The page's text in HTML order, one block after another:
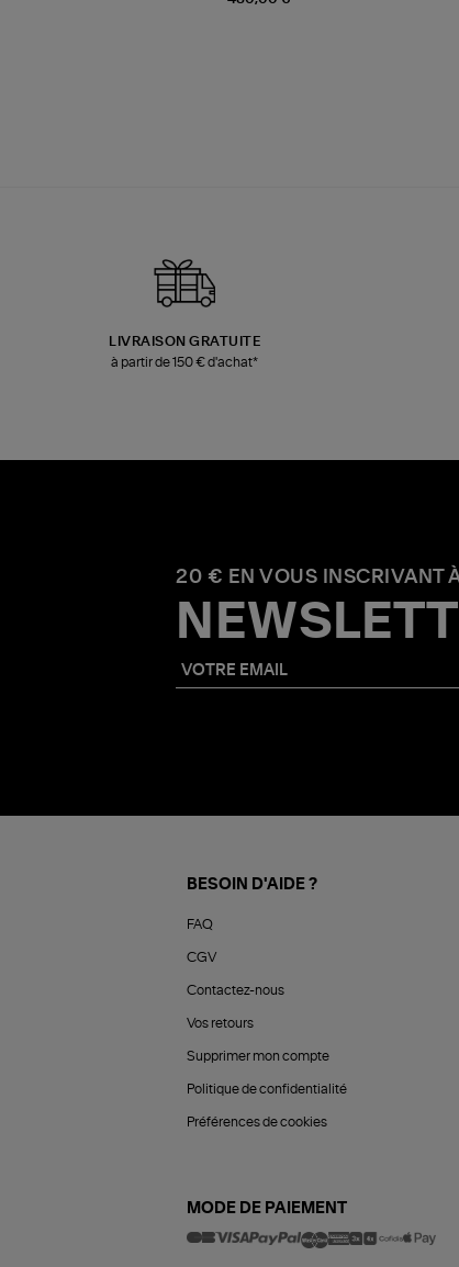
LIVRAISON GRATUITE
à partir de 150 € d'achat*
20 € EN VOUS INSCRIVANT
BESOIN D'AIDE ?
FAQ
CGV
Contactez-nous
Vos retours
Supprimer mon compte
Politique de confidentialité
Préférences de cookies
MODE DE PAIEMENT